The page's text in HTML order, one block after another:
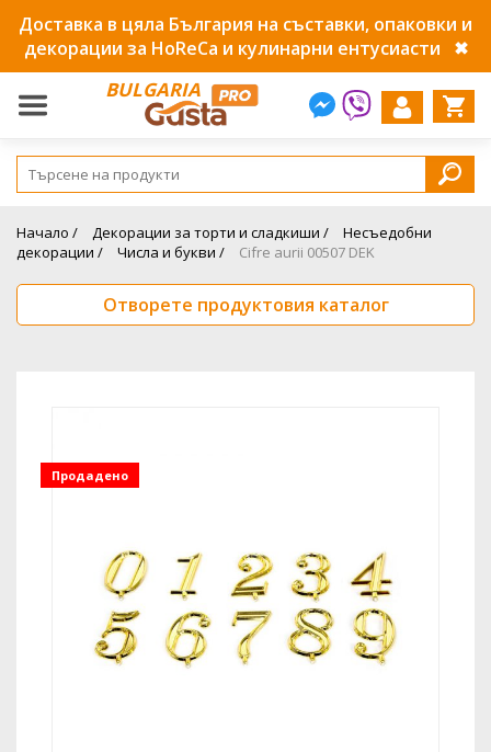
Доставка в цяла България на съставки, опаковки и
декорации за HoReCa и кулинарни ентусиасти
✖
BULGARIA
Начало / Декорации за торти и сладкиши /
Несъедобни
декорации /
Числа и букви / Cifre aurii 00507 DEK
Отворете продуктовия каталог
Продадено